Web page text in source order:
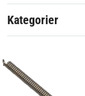
55
Artikelnummer:
Kategorier